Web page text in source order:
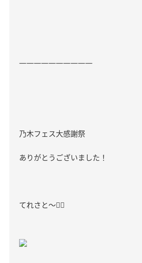
――――――――――
乃木フェス大感謝祭
ありがとうございました！
てれさと～✌🏻